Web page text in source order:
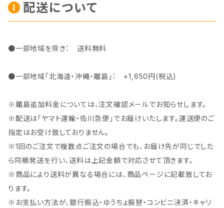
配送について
●一部地域を除き： 送料無料
●一部地域「北海道・沖縄・離島」： +1,650円(税込)
※離島追加料金については、注文確認メールでお知らせします。
※配送は「ヤマト運輸・佐川急便」でお届けいたします。運送便のご
指定はお受け致しておりません。
※1回のご注文で複数点ご注文の場合でも、お届け先が同じでした
ら同梱発送を行い、送料は上記金額で対応させて頂きます。
※商品により送料が異なる場合には、商品ページに記載致してお
ります。
※お支払い方法が、銀行振込・ゆうちょ振替・コンビニ決済・キャリ